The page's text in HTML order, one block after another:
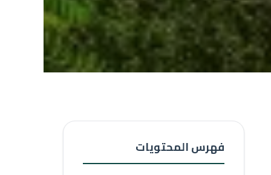
فهرس المحتويات